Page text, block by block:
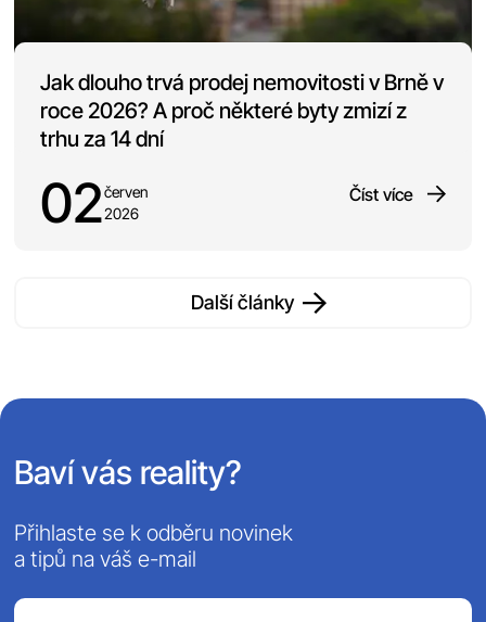
Jak dlouho trvá prodej nemovitosti v Brně v
roce 2026? A proč některé byty zmizí z
trhu za 14 dní
02červen
2026
Číst více
Další články
Baví vás reality?
Přihlaste se k odběru novinek
a tipů na váš e-mail